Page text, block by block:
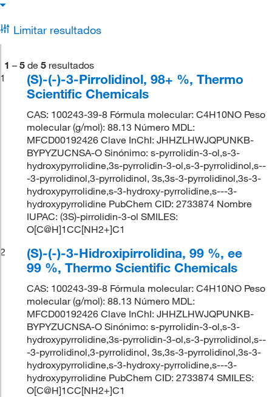
Limitar resultados
1 – 5 de 5 resultados
1
(S)-(-)-3-Pirrolidinol, 98+ %, Thermo
Scientific Chemicals
CAS: 100243-39-8 Fórmula molecular: C4H10NO Peso
molecular (g/mol): 88.13 Número MDL:
MFCD00192426 Clave InChI: JHHZLHWJQPUNKB-
BYPYZUCNSA-O Sinónimo: s-pyrrolidin-3-ol,s-3-
hydroxypyrrolidine,3s-pyrrolidin-3-ol,s-3-pyrrolidinol,s--
-3-pyrrolidinol,3-pyrrolidinol, 3s,3s-3-pyrrolidinol,3s-3-
hydroxypyrrolidine,s-3-hydroxy-pyrrolidine,s---3-
hydroxypyrrolidine PubChem CID: 2733874 Nombre
IUPAC: (3S)-pirrolidin-3-ol SMILES:
O[C@H]1CC[NH2+]C1
2
(S)-(-)-3-Hidroxipirrolidina, 99 %, ee
99 %, Thermo Scientific Chemicals
CAS: 100243-39-8 Fórmula molecular: C4H10NO Peso
molecular (g/mol): 88.13 Número MDL:
MFCD00192426 Clave InChI: JHHZLHWJQPUNKB-
BYPYZUCNSA-O Sinónimo: s-pyrrolidin-3-ol,s-3-
hydroxypyrrolidine,3s-pyrrolidin-3-ol,s-3-pyrrolidinol,s--
-3-pyrrolidinol,3-pyrrolidinol, 3s,3s-3-pyrrolidinol,3s-3-
hydroxypyrrolidine,s-3-hydroxy-pyrrolidine,s---3-
hydroxypyrrolidine PubChem CID: 2733874 SMILES:
O[C@H]1CC[NH2+]C1